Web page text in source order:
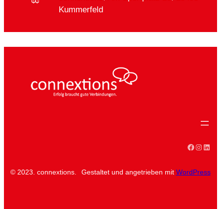
Kummerfeld
Facebook
© 2023. connextions. Gestaltet und angetrieben mit WordPress